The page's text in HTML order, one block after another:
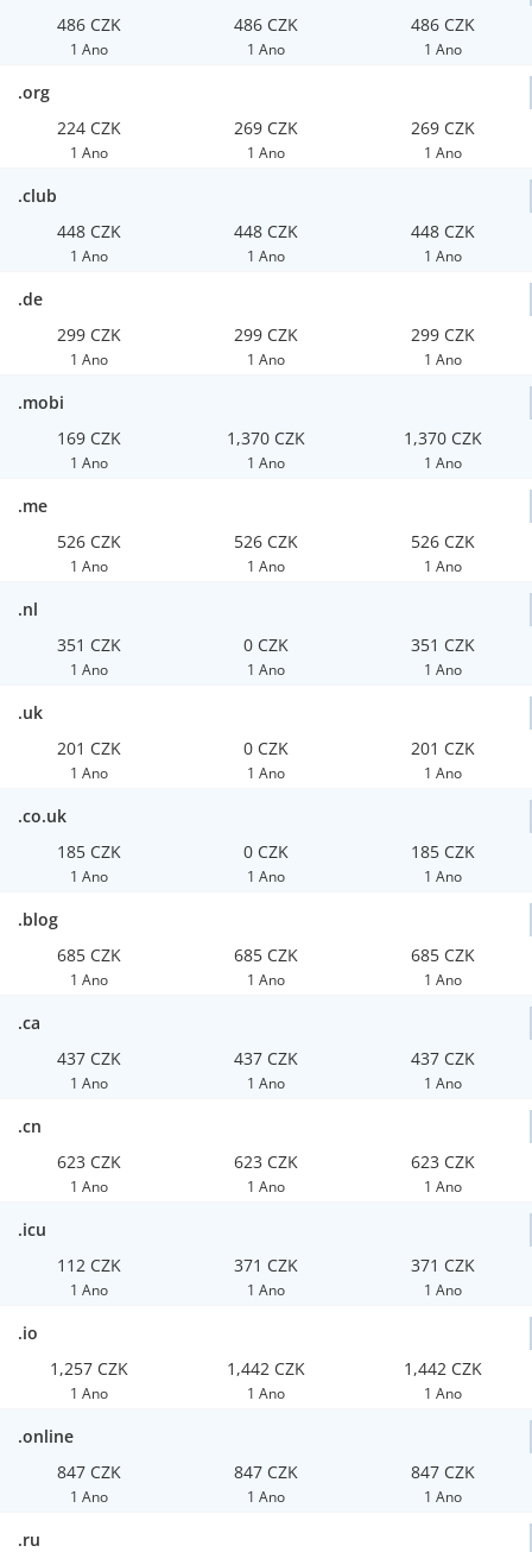
486 CZK
1 Ano
486 CZK
1 Ano
486 CZK
1 Ano
.org
224 CZK
1 Ano
269 CZK
1 Ano
269 CZK
1 Ano
.club
448 CZK
1 Ano
448 CZK
1 Ano
448 CZK
1 Ano
.de
299 CZK
1 Ano
299 CZK
1 Ano
299 CZK
1 Ano
.mobi
169 CZK
1 Ano
1,370 CZK
1 Ano
1,370 CZK
1 Ano
.me
526 CZK
1 Ano
526 CZK
1 Ano
526 CZK
1 Ano
.nl
351 CZK
1 Ano
0 CZK
1 Ano
351 CZK
1 Ano
.uk
201 CZK
1 Ano
0 CZK
1 Ano
201 CZK
1 Ano
.co.uk
185 CZK
1 Ano
0 CZK
1 Ano
185 CZK
1 Ano
.blog
685 CZK
1 Ano
685 CZK
1 Ano
685 CZK
1 Ano
.ca
437 CZK
1 Ano
437 CZK
1 Ano
437 CZK
1 Ano
.cn
623 CZK
1 Ano
623 CZK
1 Ano
623 CZK
1 Ano
.icu
112 CZK
1 Ano
371 CZK
1 Ano
371 CZK
1 Ano
.io
1,257 CZK
1 Ano
1,442 CZK
1 Ano
1,442 CZK
1 Ano
.online
847 CZK
1 Ano
847 CZK
1 Ano
847 CZK
1 Ano
.ru